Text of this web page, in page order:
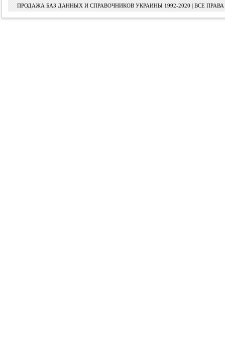
ПРОДАЖА БАЗ ДАННЫХ И СПРАВОЧНИКОВ УКРАИНЫ 1992-2020 | ВСЕ